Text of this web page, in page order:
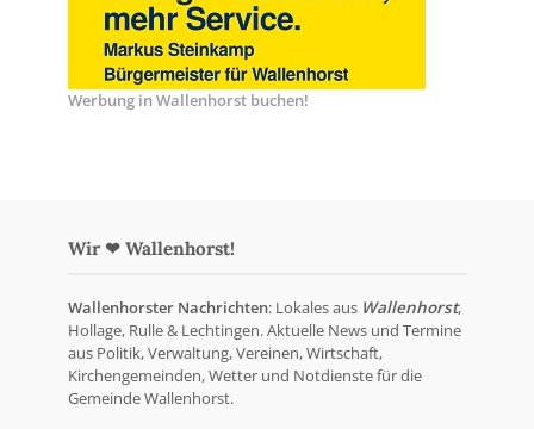
Werbung in Wallenhorst buchen!
Wir ❤ Wallenhorst!
Wallenhorster Nachrichten: Lokales aus Wallenhorst,
Hollage, Rulle & Lechtingen. Aktuelle News und Termine
aus Politik, Verwaltung, Vereinen, Wirtschaft,
Kirchengemeinden, Wetter und Notdienste für die
Gemeinde Wallenhorst.